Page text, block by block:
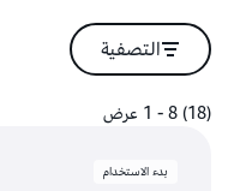
التصفية
(18) 8 - 1 عرض
بدء الاستخدام